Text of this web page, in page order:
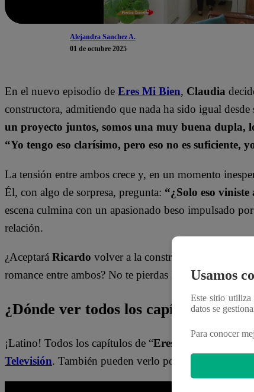
Alejandra Sanchez A.
01 de octubre 2025
En el nuevo episodio de Eres Mi Bien, Claudia
constructora, admitiendo que nada ha sido igual
un proyecto juntos, somos una muy buena dupla,
“Yo tengo eso clarísimo, pero eso no es suficiente,
La tensión entre ambos crece y, en un momento
Él, con algo de sorpresa, pregunta: “¿Solo eso viniste
escena culmina con un apasionado beso impulsado
relación.
¿Aceptará Ricardo volver a la constructora tras este
romance entre ambos? No te pierdas lo que pasará
¿Dónde ver todos los capítulos de
¡Latino! Todos los capítulos de “Eres mi bien
Televisión. También pueden verlo por medio del
Usamos
Este sitio utiliza
datos se
Para conocer